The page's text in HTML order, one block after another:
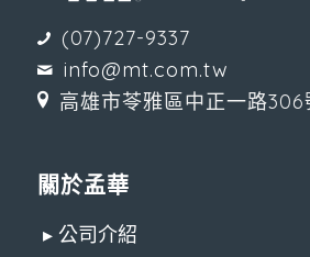
(07)727-9337
info@mt.com.tw
高雄市苓雅區中正一路306
關於孟華
▸ 公司介紹